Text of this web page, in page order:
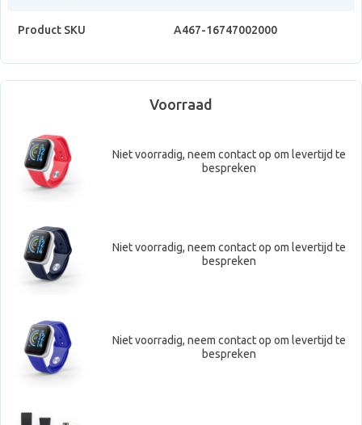
Product SKU A467-16747002000
Voorraad
Niet voorradig, neem contact op om levertijd te
bespreken
Niet voorradig, neem contact op om levertijd te
bespreken
Niet voorradig, neem contact op om levertijd te
bespreken